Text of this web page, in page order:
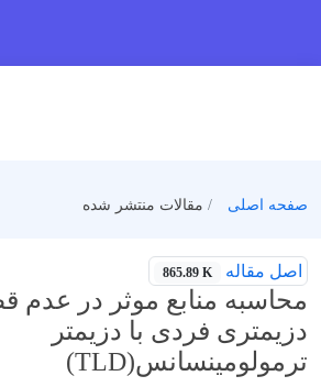
صفحه اصلی مقالات منتشر شده
اصل مقاله 865.89 K
محاسبه منابع موثر در
دزیمتری فردی با دزیمتر
ترمولومینسانس(TLD)